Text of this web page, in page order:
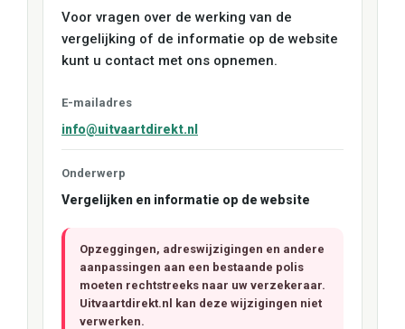
Voor vragen over de werking van de
vergelijking of de informatie op de website
kunt u contact met ons opnemen.
E-mailadres
info@uitvaartdirekt.nl
Onderwerp
Vergelijken en informatie op de website
Opzeggingen, adreswijzigingen en andere
aanpassingen aan een bestaande polis
moeten rechtstreeks naar uw verzekeraar.
Uitvaartdirekt.nl kan deze wijzigingen niet
verwerken.